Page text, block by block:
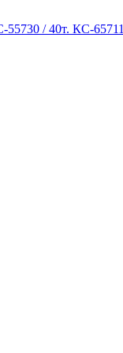
/ 40т. КС-65711